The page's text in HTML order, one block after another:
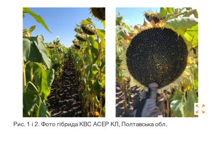
Рис. 1 і 2. Фото гібрида КВС АСЕР КЛ, Полтавська обл.